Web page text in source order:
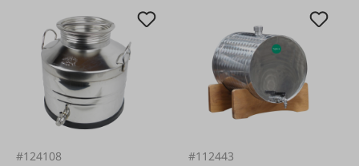
#124108 #112443